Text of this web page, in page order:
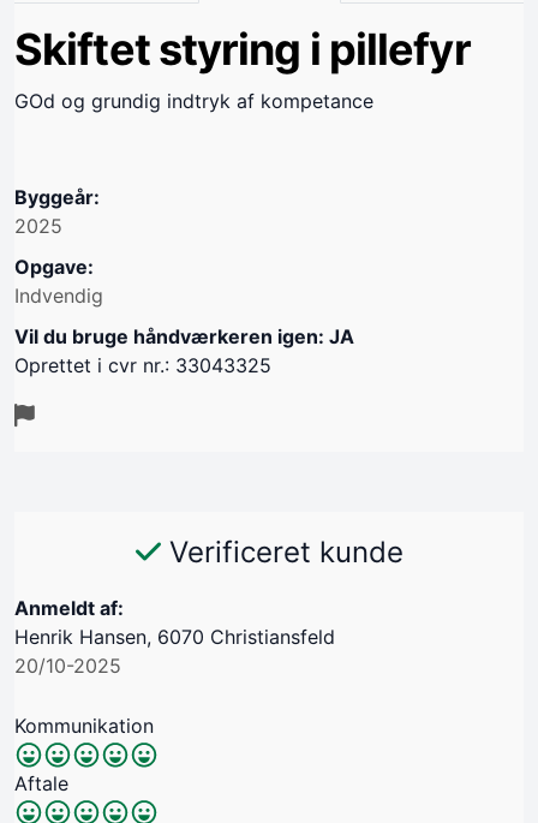
Skiftet styring i pillefyr
GOd og grundig indtryk af kompetance
Byggeår:
2025
Opgave:
Indvendig
Vil du bruge håndværkeren igen: JA
Oprettet i cvr nr.: 33043325
Verificeret kunde
Anmeldt af:
Henrik Hansen, 6070 Christiansfeld
20/10-2025
Kommunikation
Aftale